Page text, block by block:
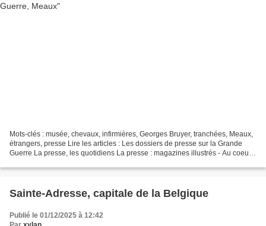
Mots-clés : musée, chevaux, infirmières, Georges Bruyer, tranchées, Meaux,
étrangers, presse Lire les articles : Les dossiers de presse sur la Grande
Guerre La presse, les quotidiens La presse : magazines illustrés - Au coeur
Sainte-Adresse, capitale de la Belgique
Publié le 01/12/2025 à 12:42